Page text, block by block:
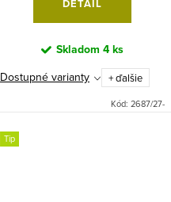
DETAIL
Skladom 4 ks
Dostupné varianty
+ ďalšie
Kód: 2687/27-
Tip